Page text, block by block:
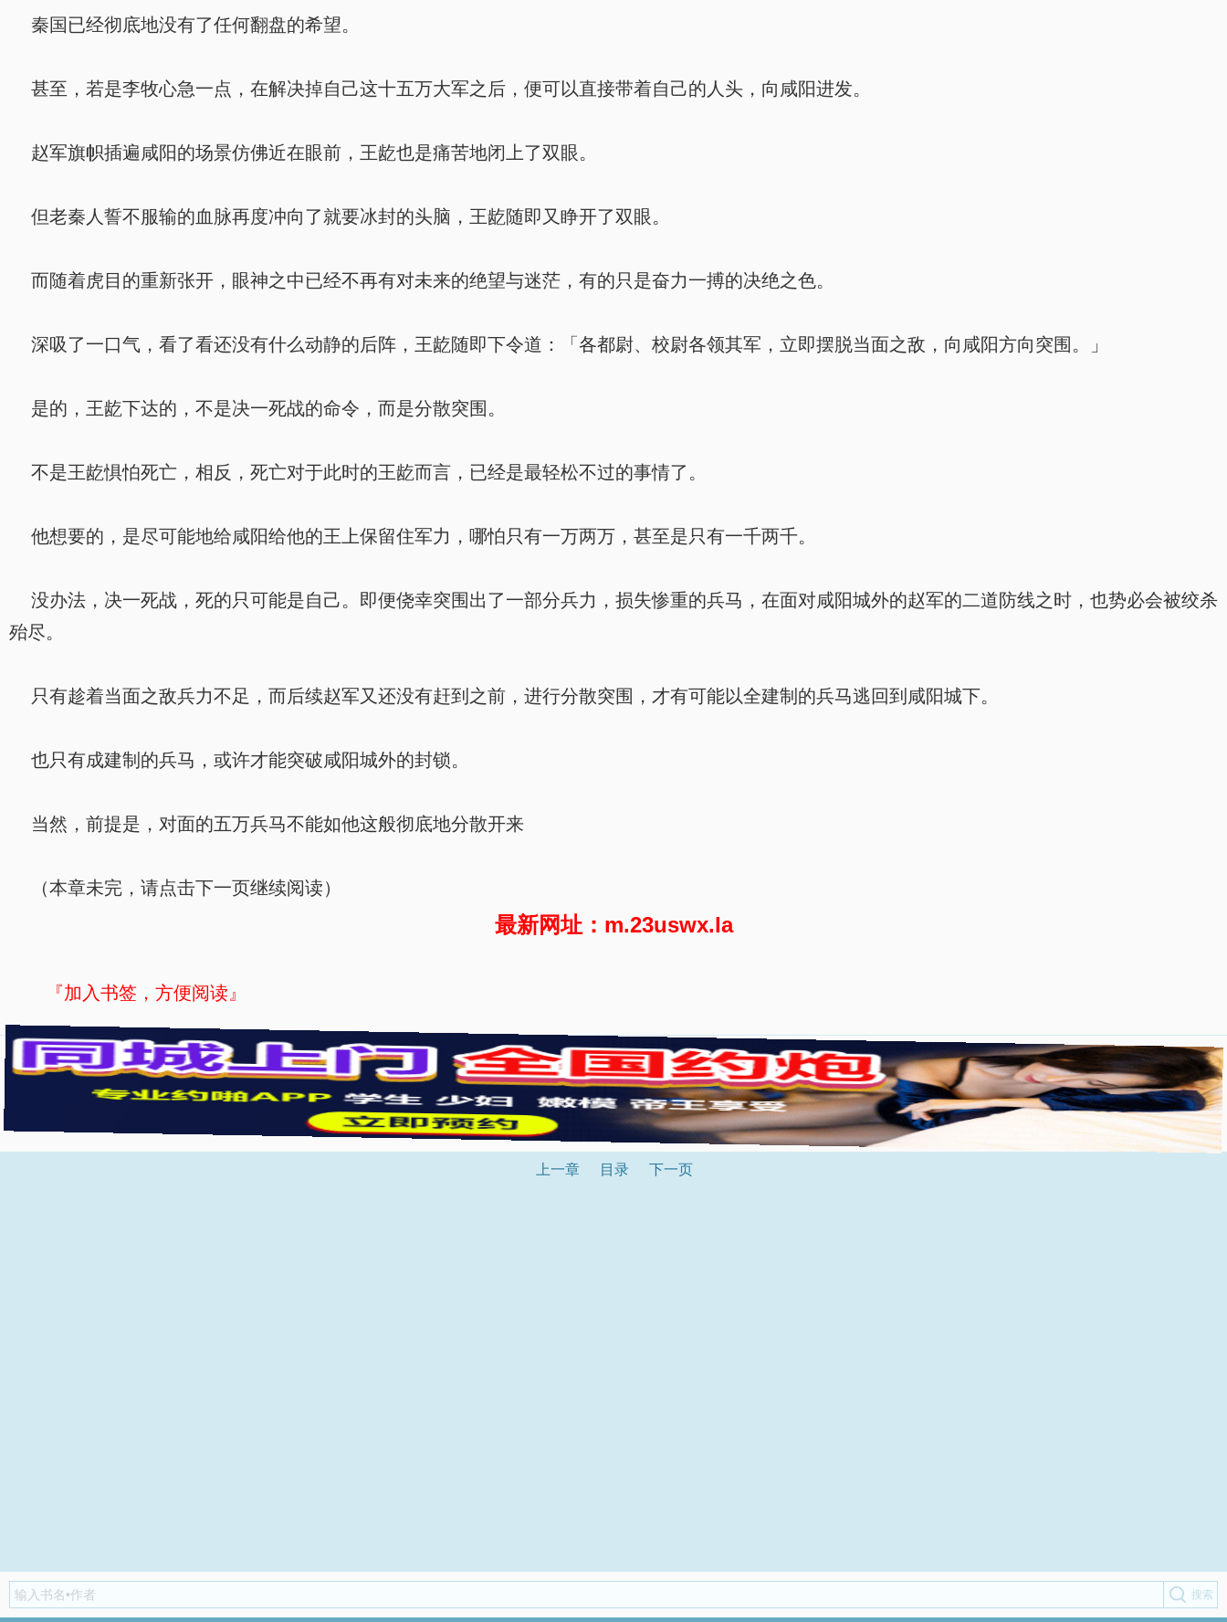
秦国已经彻底地没有了任何翻盘的希望。
甚至，若是李牧心急一点，在解决掉自己这十五万大军之后，便可以直接带着自己的人头，向咸阳进发。
赵军旗帜插遍咸阳的场景仿佛近在眼前，王龁也是痛苦地闭上了双眼。
但老秦人誓不服输的血脉再度冲向了就要冰封的头脑，王龁随即又睁开了双眼。
而随着虎目的重新张开，眼神之中已经不再有对未来的绝望与迷茫，有的只是奋力一搏的决绝之色。
深吸了一口气，看了看还没有什么动静的后阵，王龁随即下令道：「各都尉、校尉各领其军，立即摆脱当面之敌，向咸阳方向突围。」
是的，王龁下达的，不是决一死战的命令，而是分散突围。
不是王龁惧怕死亡，相反，死亡对于此时的王龁而言，已经是最轻松不过的事情了。
他想要的，是尽可能地给咸阳给他的王上保留住军力，哪怕只有一万两万，甚至是只有一千两千。
没办法，决一死战，死的只可能是自己。即便侥幸突围出了一部分兵力，损失惨重的兵马，在面对咸阳城外的赵军的二道防线之时，也势必会被绞杀
殆尽。
只有趁着当面之敌兵力不足，而后续赵军又还没有赶到之前，进行分散突围，才有可能以全建制的兵马逃回到咸阳城下。
也只有成建制的兵马，或许才能突破咸阳城外的封锁。
当然，前提是，对面的五万兵马不能如他这般彻底地分散开来
（本章未完，请点击下一页继续阅读）
最新网址：m.23uswx.la
『加入书签，方便阅读』
上一章 目录 下一页